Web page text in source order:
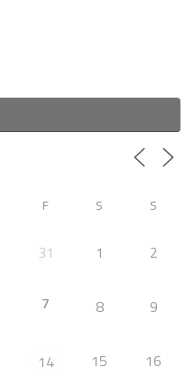
F S S
31 1 2
7 8 9
14 15 16